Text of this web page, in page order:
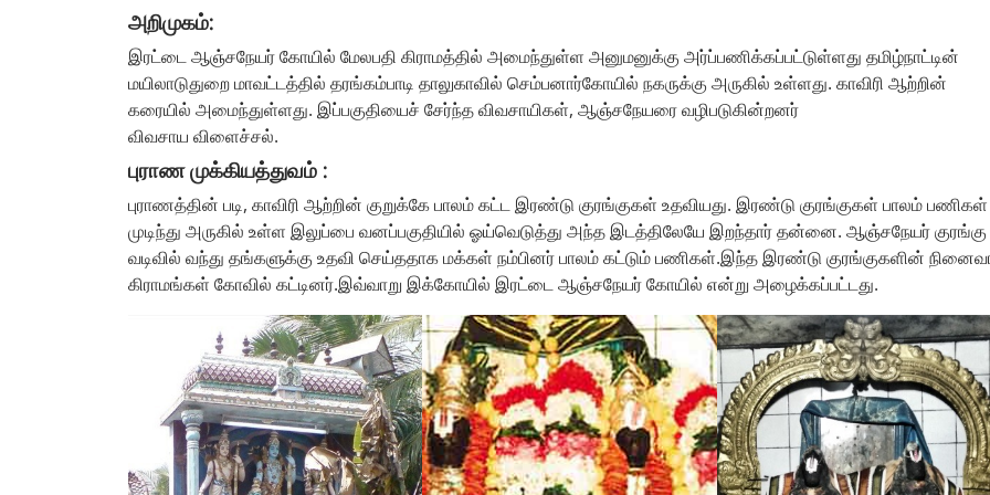
அறிமுகம்:
இரட்டை ஆஞ்சநேயர் கோயில் மேலபதி கிராமத்தில் அமைந்துள்ள அனுமனுக்கு அர்ப்பணிக்கப்பட்டுள்ளது தமிழ்நாட்டின்
மயிலாடுதுறை மாவட்டத்தில் தரங்கம்பாடி தாலுகாவில் செம்பனார்கோயில் நகருக்கு அருகில் உள்ளது. காவிரி ஆற்றின்
கரையில் அமைந்துள்ளது. இப்பகுதியைச் சேர்ந்த விவசாயிகள், ஆஞ்சநேயரை வழிபடுகின்றனர்
விவசாய விளைச்சல்.
புராண முக்கியத்துவம் :
புராணத்தின் படி, காவிரி ஆற்றின் குறுக்கே பாலம் கட்ட இரண்டு குரங்குகள் உதவியது. இரண்டு குரங்குகள் பாலம் பணிகள்
முடிந்து அருகில் உள்ள இலுப்பை வனப்பகுதியில் ஓய்வெடுத்து அந்த இடத்திலேயே இறந்தார் தன்னை. ஆஞ்சநேயர் குரங்கு
வடிவில் வந்து தங்களுக்கு உதவி செய்ததாக மக்கள் நம்பினர் பாலம் கட்டும் பணிகள்.இந்த இரண்டு குரங்குகளின்
கிராமங்கள் கோவில் கட்டினர்.இவ்வாறு இக்கோயில் இரட்டை ஆஞ்சநேயர் கோயில் என்று அழைக்கப்பட்டது.